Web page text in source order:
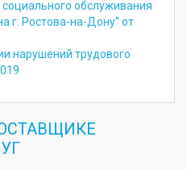
обслуживания
г. Ростова-на-Дону" от
нарушений трудового